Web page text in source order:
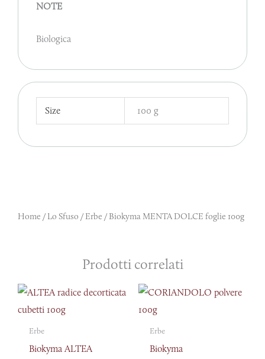
NOTE
Biologica
Size 100 g
Home /Lo Sfuso /Erbe / Biokyma MENTA DOLCE foglie 100g
Prodotti correlati
Erbe
Biokyma ALTEA
Erbe
Biokyma